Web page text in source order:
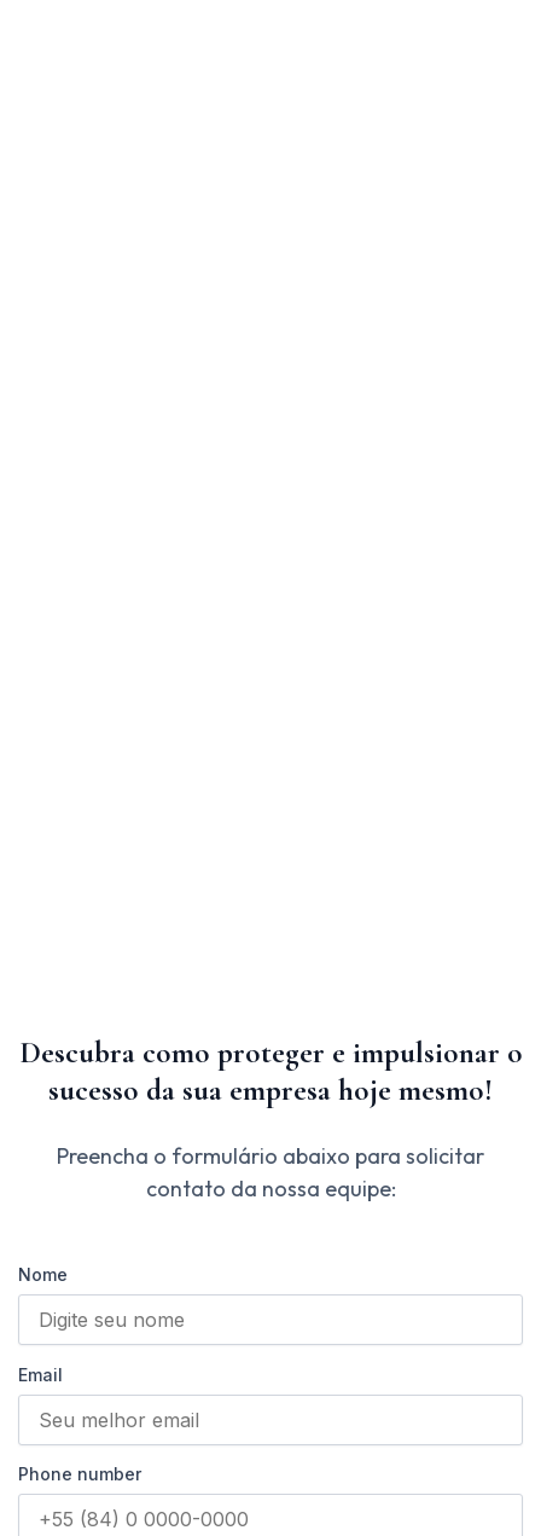
Descubra como proteger e impulsionar o
sucesso da sua empresa hoje mesmo!
Preencha o formulário abaixo para solicitar
contato da nossa equipe:
Nome
Email
Phone number